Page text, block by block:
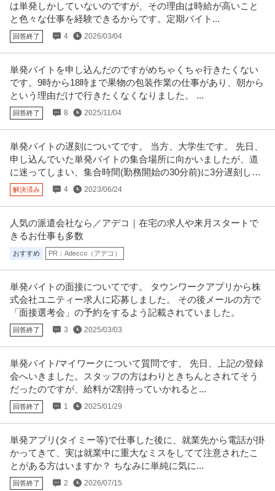
は単発しかしていないのですが、その理由は時給が高いこと
と色々な仕事を経験できるからです。定期バイト...
回答終了 4 2026/03/04
単発バイトを申し込んだのですがめちゃくちゃ行きたくない
です。9時から18時まで果物の包装作業の仕事があり、朝から
という理由だけで行きたくなくなりました。 ...
回答終了 8 2025/11/04
単発バイトの遅刻についてです。 当方、大学生です。 先日、
申し込んでいた単発バイトの集合場所に向かいましたが、道
に迷ってしまい、集合時間(勤務開始の30分前)に3分遅刻して
しまいました。
解決済み 4 2023/06/24
人気の派遣会社なら／アデコ｜在宅の求人や来月スタートで
きるお仕事も多数
おすすめ PR：Adecco（アデコ）
単発バイトの面接についてです。 タウンワークアプリから株
式会社ユニティー求人に応募しました。 その後メールの方で
「面接選考会」の予約をするよう記載されていました。
回答終了 3 2025/03/03
単発バイト/マイワークについて質問です。 先日、上記の登録
会へいきました。スタッフの方はわりときちんとされてそう
だったのですが、給料が2割持っていかれると...
回答終了 1 2025/01/29
単発アプリ(タイミー等)で仕事した後に、就業先から電話が掛
かってきて、実は就業中に重大なミスをしてて注意されたこ
とがある方はいますか？ ちなみに単純に気に...
回答終了 2 2026/07/15